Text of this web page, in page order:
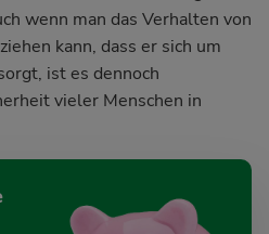
wenn man das Verhalten von
kann, dass er sich um
ist es dennoch
vieler Menschen in